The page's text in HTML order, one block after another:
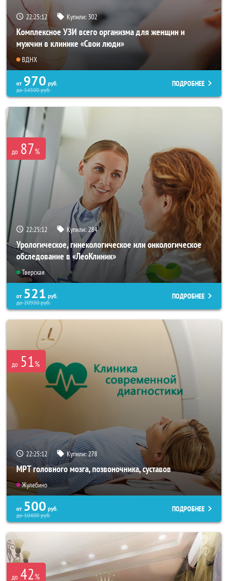
22:25:08 Купили: 302
Комплексное УЗИ всего организма для женщин и
мужчин в клинике «Свои люди»
ВДНХ
от 970 руб.
до14500руб.
ПОДРОБНЕЕ
до 87%
22:25:08 Купили: 284
Урологическое, гинекологическое или онкологическое
обследование в «ЛеоКлиник»
Тверская
от 521 руб.
до20930руб.
ПОДРОБНЕЕ
до 51%
22:25:08 Купили:278
МРТ головного мозга, позвоночника, суставов
Жулебино
от 500 руб.
до10400руб.
ПОДРОБНЕЕ
до 42%